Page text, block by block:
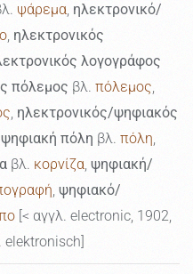
ψάρεμα, ηλεκτρονικό/
, ηλεκτρονικός
λογογράφος
πόλεμος βλ. πόλεμος,
, ηλεκτρονικός/ψηφιακός
ψηφιακή πόλη βλ. πόλη,
βλ. κορνίζα, ψηφιακή/
, ψηφιακό/
[< αγγλ. electronic, 1902,